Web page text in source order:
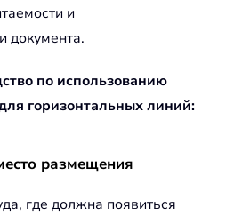
и
документа.
по использованию
горизонтальных линий:
размещения
где должна появиться